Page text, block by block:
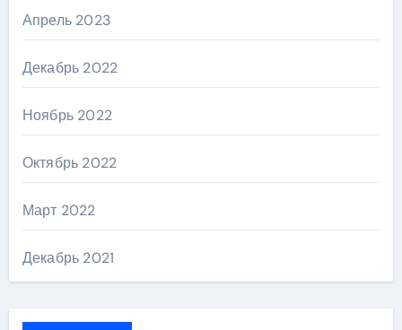
Апрель 2023
Декабрь 2022
Ноябрь 2022
Октябрь 2022
Март 2022
Декабрь 2021